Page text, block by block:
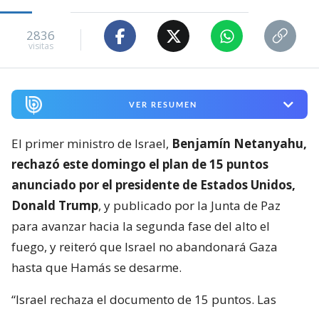
2836
visitas
VER RESUMEN
El primer ministro de Israel, Benjamín Netanyahu,
rechazó este domingo el plan de 15 puntos
anunciado por el presidente de Estados Unidos,
Donald Trump, y publicado por la Junta de Paz
para avanzar hacia la segunda fase del alto el
fuego, y reiteró que Israel no abandonará Gaza
hasta que Hamás se desarme.
“Israel rechaza el documento de 15 puntos. Las